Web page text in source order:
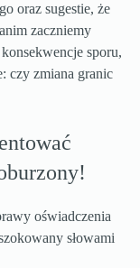
oraz sugestie, że
zaczniemy
sporu,
czy zmiana granic
oświadczenia
słowami